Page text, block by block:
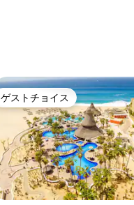
ゲストチョイス
ゲストチョイス